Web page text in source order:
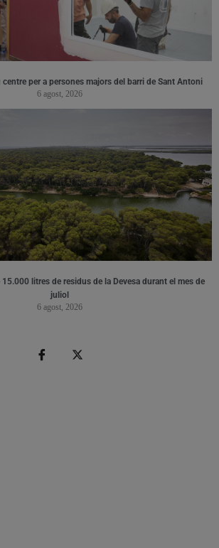
per a persones majors del barri de Sant Antoni
6 agost, 2026
litres de residus de la Devesa durant el mes de
juliol
6 agost, 2026